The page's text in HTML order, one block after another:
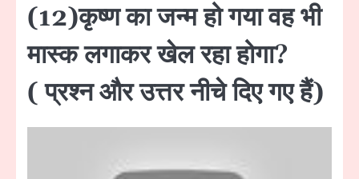
(12)कृष्ण का जन्म हो गया वह भी
मास्क लगाकर खेल रहा होगा?
( प्रश्न और उत्तर नीचे दिए गए हैं)